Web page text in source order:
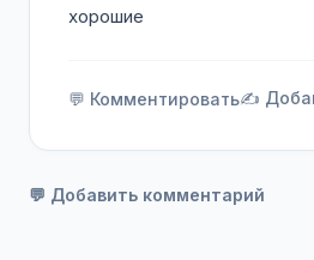
хорошие
💬 Комментировать✍️
💬 Добавить комментарий